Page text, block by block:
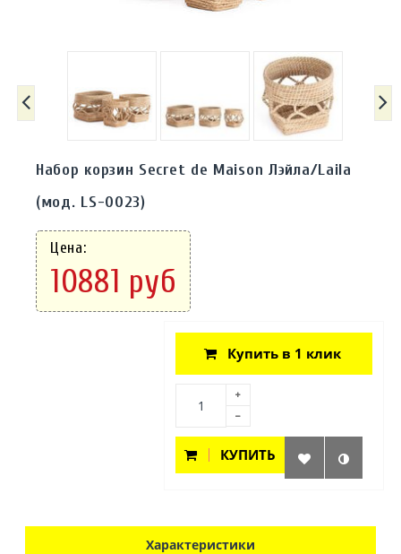
Набор корзин Secret de Maison Лэйла/Laila
(мод. LS-0023)
Цена:
10881 руб
Купить в 1 клик
КУПИТЬ
Характеристики